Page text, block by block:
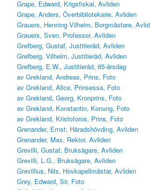
Grape, Edward, Krigsfiskal, Avliden
Grape, Anders, Överbibliotekarie, Avliden
Grauers, Henning Vilhelm, Borgmästare,
Grauers, Sven, Professor, Avliden
Grefberg, Gustaf, Justitieråd, Avliden
Grefberg, Vilhelm, Justitieråd, Avliden
Grefberg, E.W., Justitieråd, 65-årsdag
av Grekland, Andreas, Prins, Foto
av Grekland, Alice, Prinsessa, Foto
av Grekland, Georg, Kronprins, Foto
av Grekland, Konstantin, Konung, Foto
av Grekland, Kristoforos, Prins, Foto
Grenander, Ernst, Häradshövding, Avliden
Grenander, Max, Rektor, Avliden
Grevilli, Gustaf, Bruksägare, Avliden
Grevilli, L.G., Bruksägare, Avliden
Grevillius, Nils, Hovkapellmästar, Avliden
Grey, Edward, Sir, Foto